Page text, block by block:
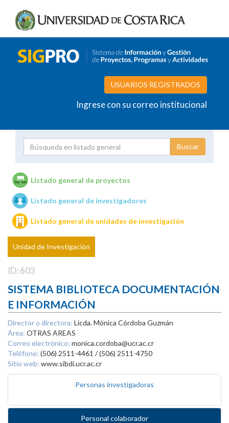
USUARIOS REGISTRADOS
Ingrese con su correo institucional
Unidades de investigación
Listado general de proyectos
Listado general de investigadores
Listado general de unidades de investigación
Unidad de Investigación
ID: 603
SISTEMA BIBLIOTECA DOCUMENTACIÓN
E INFORMACIÓN
Director o directora: Licda. Mónica Córdoba Guzmán
Área: OTRAS AREAS
Correo electrónico: monica.cordoba@ucr.ac.cr
Teléfono: (506) 2511-4461 / (506) 2511-4750
Sitio web: www.sibdi.ucr.ac.cr
Personas investigadoras
Personal colaborador